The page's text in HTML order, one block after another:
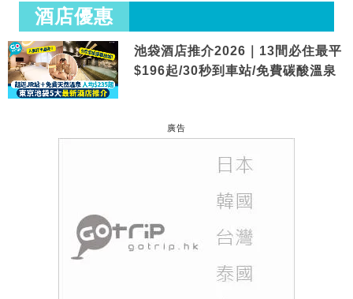
酒店優惠
池袋酒店推介2026｜13間必住最平
$196起/30秒到車站/免費碳酸溫泉
廣告